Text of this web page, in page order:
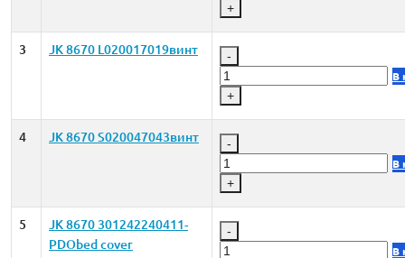
+
3 JK 8670 L020017019винт -
+
В
4 JK 8670 S020047043винт -
+
В
5
JK 8670 301242240411-
PDObed cover
-
В